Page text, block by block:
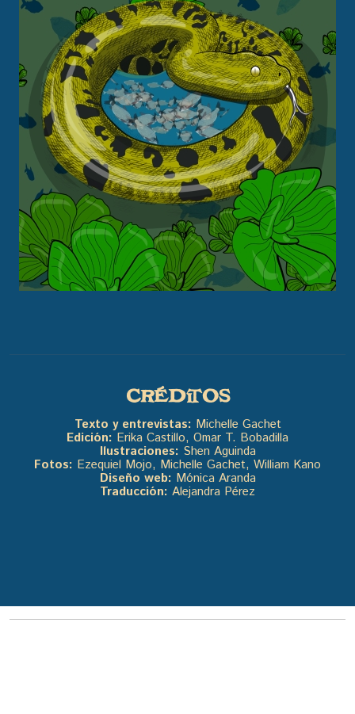
CRÉDITOS
Texto y entrevistas: Michelle Gachet
Edición: Erika Castillo, Omar T. Bobadilla
Ilustraciones: Shen Aguinda
Fotos: Ezequiel Mojo, Michelle Gachet, William Kano
Diseño web: Mónica Aranda
Traducción: Alejandra Pérez